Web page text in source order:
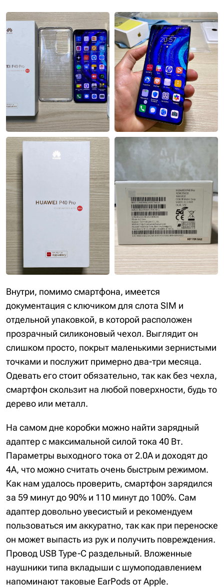
Внутри, помимо смартфона, имеется
документация с ключиком для слота SIM и
отдельной упаковкой, в которой расположен
прозрачный силиконовый чехол. Выглядит он
слишком просто, покрыт маленькими зернистыми
точками и послужит примерно два-три месяца.
Одевать его стоит обязательно, так как без чехла,
смартфон скользит на любой поверхности, будь то
дерево или металл.
На самом дне коробки можно найти зарядный
адаптер с максимальной силой тока 40 Вт.
Параметры выходного тока от 2.0А и доходят до
4А, что можно считать очень быстрым режимом.
Как нам удалось проверить, смартфон зарядился
за 59 минут до 90% и 110 минут до 100%. Сам
адаптер довольно увесистый и рекомендуем
пользоваться им аккуратно, так как при переноске
он может выпасть из рук и получить повреждения.
Провод USB Type-C раздельный. Вложенные
наушники типа вкладыши с шумоподавлением
напоминают таковые EarPods от Apple.